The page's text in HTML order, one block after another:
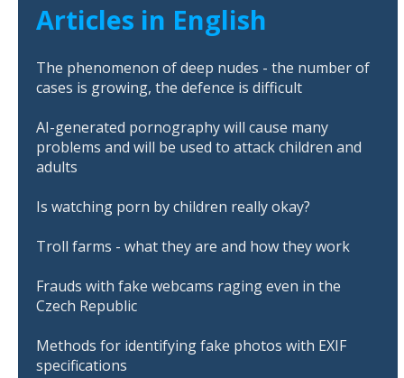
Articles in English
The phenomenon of deep nudes - the number of
cases is growing, the defence is difficult
AI-generated pornography will cause many
problems and will be used to attack children and
adults
Is watching porn by children really okay?
Troll farms - what they are and how they work
Frauds with fake webcams raging even in the
Czech Republic
Methods for identifying fake photos with EXIF
specifications